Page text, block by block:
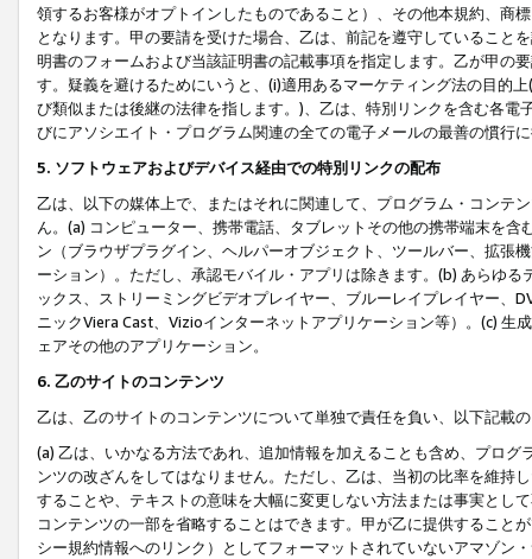
領するお客様がオプトインしたものであること）、その他本規約、商
となります。甲の要請を受けた場合、乙は、前記を遵守していること
明書のフォームおよび当該証明書の記載事項を指定します。乙が甲の
す。疑義を避けるためにいうと、(i)適用あるマーケティング法の目的
び類似または後継の法律を指します。)、乙は、特別リンクを含む各
びにアソシエイト・プログラム関連の全ての電子メールの最善の慣行
5. ソフトウェアおよびデバイス経由での特別リンクの配布
乙は、以下の媒体上で、またはそれに関連して、プログラム・コンテ
ん。(a) コンピューター、携帯電話、タブレットその他の携帯端末を
ン（ブラウザプラグイン、ヘルパーオブジェクト、ツールバー、拡張
ーション）。ただし、承認モバイル・アプリは除きます。(b) あらゆ
ックス、ストリーミングビデオプレイヤー、ブルーレイプレイヤー、
ニックViera Cast、Vizioインターネットアプリケーション等）。(c)
ェアその他のアプリケーション。
6. 乙のサイトのコンテンツ
乙は、乙のサイトのコンテンツについて単独で責任を負い、以下記載
(a) 乙は、いかなる方法であれ、追加情報を加えることも含め、プロ
ンツの改ざんをしてはなりません。ただし、乙は、当初の比率を維持
することや、テキストの意味を大幅に変更しない方法または事実とし
コンテンツの一部を省略することはできます。甲が乙に提供すること
シー規約情報へのリンク）としてフォーマットされていないアマゾン